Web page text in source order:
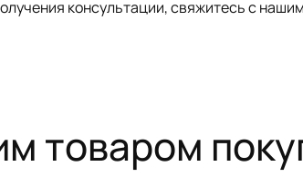
консультации, свяжитесь с
товаром